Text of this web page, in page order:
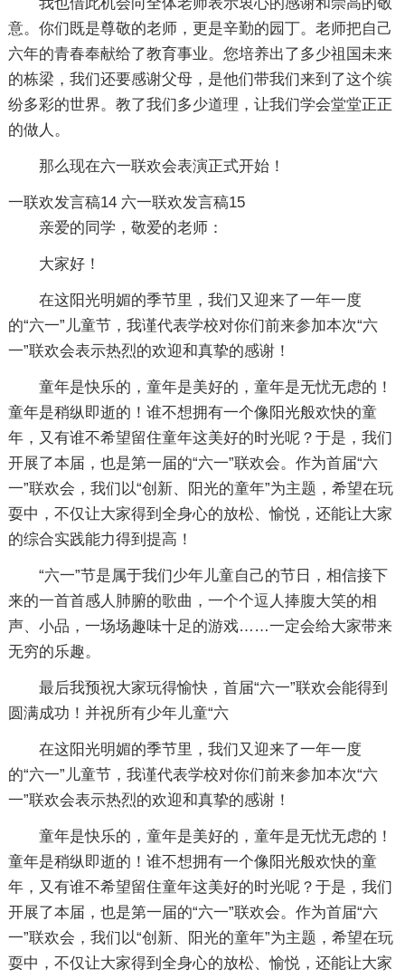
意。你们既是尊敬的老师，更是辛勤的园丁。老师把自己
六年的青春奉献给了教育事业。您培养出了多少祖国未来
的栋梁，我们还要感谢父母，是他们带我们来到了这个缤
纷多彩的世界。教了我们多少道理，让我们学会堂堂正正
的做人。
那么现在六一联欢会表演正式开始！
一联欢发言稿14
亲爱的同学，敬爱的老师：
大家好！
在这阳光明媚的季节里，我们又迎来了一年一度
的“六一”儿童节，我谨代表学校对你们前来参加本次“六
一”联欢会表示热烈的欢迎和真挚的感谢！
童年是快乐的，童年是美好的，童年是无忧无虑的！
童年是稍纵即逝的！谁不想拥有一个像阳光般欢快的童
年，又有谁不希望留住童年这美好的时光呢？于是，我们
开展了本届，也是第一届的“六一”联欢会。作为首届“六
一”联欢会，我们以“创新、阳光的童年”为主题，希望在玩
耍中，不仅让大家得到全身心的放松、愉悦，还能让大家
的综合实践能力得到提高！
“六一”节是属于我们少年儿童自己的节日，相信接下
来的一首首感人肺腑的歌曲，一个个逗人捧腹大笑的相
声、小品，一场场趣味十足的游戏……一定会给大家带来
无穷的乐趣。
最后我预祝大家玩得愉快，首届“六一”联欢会能得到
圆满成功！并祝所有少年儿童“六
在这阳光明媚的季节里，我们又迎来了一年一度
的“六一”儿童节，我谨代表学校对你们前来参加本次“六
一”联欢会表示热烈的欢迎和真挚的感谢！
童年是快乐的，童年是美好的，童年是无忧无虑的！
童年是稍纵即逝的！谁不想拥有一个像阳光般欢快的童
年，又有谁不希望留住童年这美好的时光呢？于是，我们
开展了本届，也是第一届的“六一”联欢会。作为首届“六
一”联欢会，我们以“创新、阳光的童年”为主题，希望在玩
耍中，不仅让大家得到全身心的放松、愉悦，还能让大家
六一联欢发言稿15